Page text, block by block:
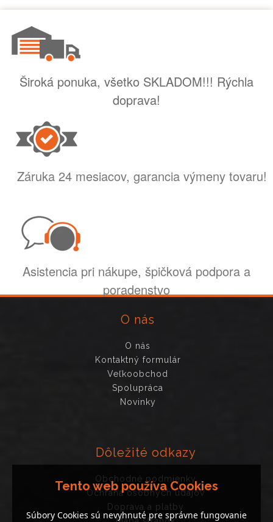
Široká ponuka, všetko SKLADOM!!! Rýchla
doprava!
Záruka 24 mesiacov, garancia výmeny tovaru!
Asistencia pri nákupe, špičková podpora a
poradenstvo
O nás
O nás
Kontaktný formulár
Veľkoobchod
Spolupráca
Novinky
Dôležité odkazy
Obchodné podmienky
Ochrana osobných údajov
Doprava a platby
Tento web používa Cookies
Súbory Cookies sú nevyhnuté pre správne fungovanie